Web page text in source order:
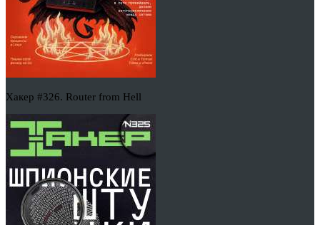
Хакер #326. Router from Hell